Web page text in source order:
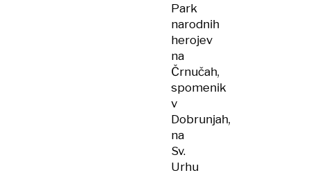
Park
narodnih
herojev
na
Črnučah,
spomenik
v
Dobrunjah,
na
Sv.
Urhu